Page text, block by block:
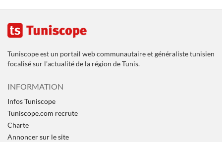
Tuniscope est un portail web communautaire et généraliste tunisien
focalisé sur l'actualité de la région de Tunis.
INFORMATION
Infos Tuniscope
Tuniscope.com recrute
Charte
Annoncer sur le site